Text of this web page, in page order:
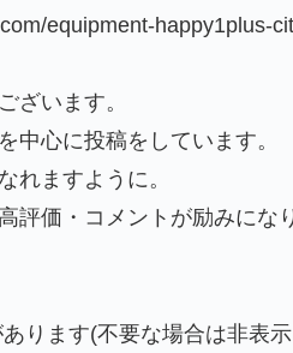
equipment-happy1plus-
ざいます。
中心に投稿をしています。
れますように。
評価・コメントが励みにな
ります(不要な場合は非表